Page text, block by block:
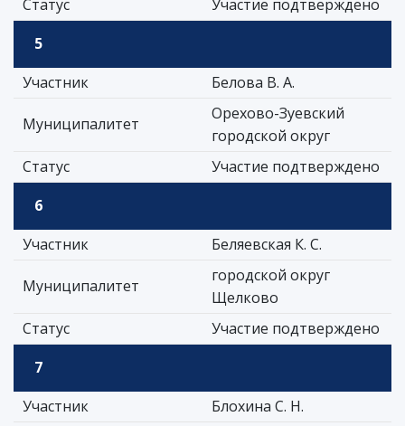
Статус
Участие подтверждено
5
Участник
Белова В. А.
Муниципалитет
Орехово-Зуевский
городской округ
Статус
Участие подтверждено
6
Участник
Беляевская К. С.
Муниципалитет
городской округ
Щелково
Статус
Участие подтверждено
7
Участник
Блохина С. Н.